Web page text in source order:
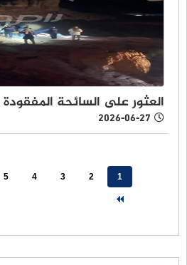
العثور على السائحة
2026-06-27
1
2
3
4
5